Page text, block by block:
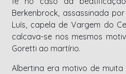
Berkenbrock, assassinada
Luís, capela de Vargem do
calcava-se nos mesmos
Goretti ao martírio.
Albertina era motivo de